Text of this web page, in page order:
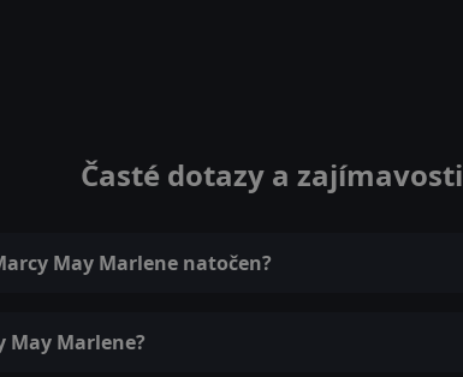
Časté dotazy a zajímavosti
May Marlene natočen?
May Marlene?